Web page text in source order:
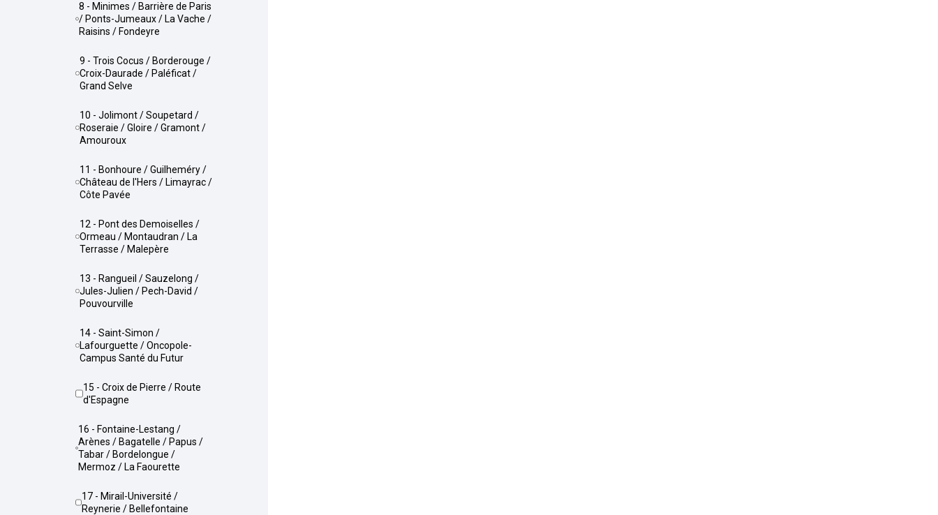
8 - Minimes / Barrière de Paris
/ Ponts-Jumeaux / La Vache /
Raisins / Fondeyre
9 - Trois Cocus / Borderouge /
Croix-Daurade / Paléficat /
Grand Selve
10 - Jolimont / Soupetard /
Roseraie / Gloire / Gramont /
Amouroux
11 - Bonhoure / Guilheméry /
Château de l'Hers / Limayrac /
Côte Pavée
12 - Pont des Demoiselles /
Ormeau / Montaudran / La
Terrasse / Malepère
13 - Rangueil / Sauzelong /
Jules-Julien / Pech-David /
Pouvourville
14 - Saint-Simon /
Lafourguette / Oncopole-
Campus Santé du Futur
15 - Croix de Pierre / Route
d'Espagne
16 - Fontaine-Lestang /
Arènes / Bagatelle / Papus /
Tabar / Bordelongue /
Mermoz / La Faourette
17 - Mirail-Université /
Reynerie / Bellefontaine